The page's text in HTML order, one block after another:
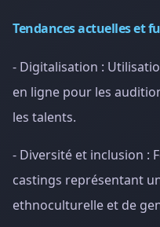
Tendances actuelles et
- Digitalisation :
en ligne pour les
les talents.
- Diversité et inclusion :
castings représentant
ethnoculturelle et de